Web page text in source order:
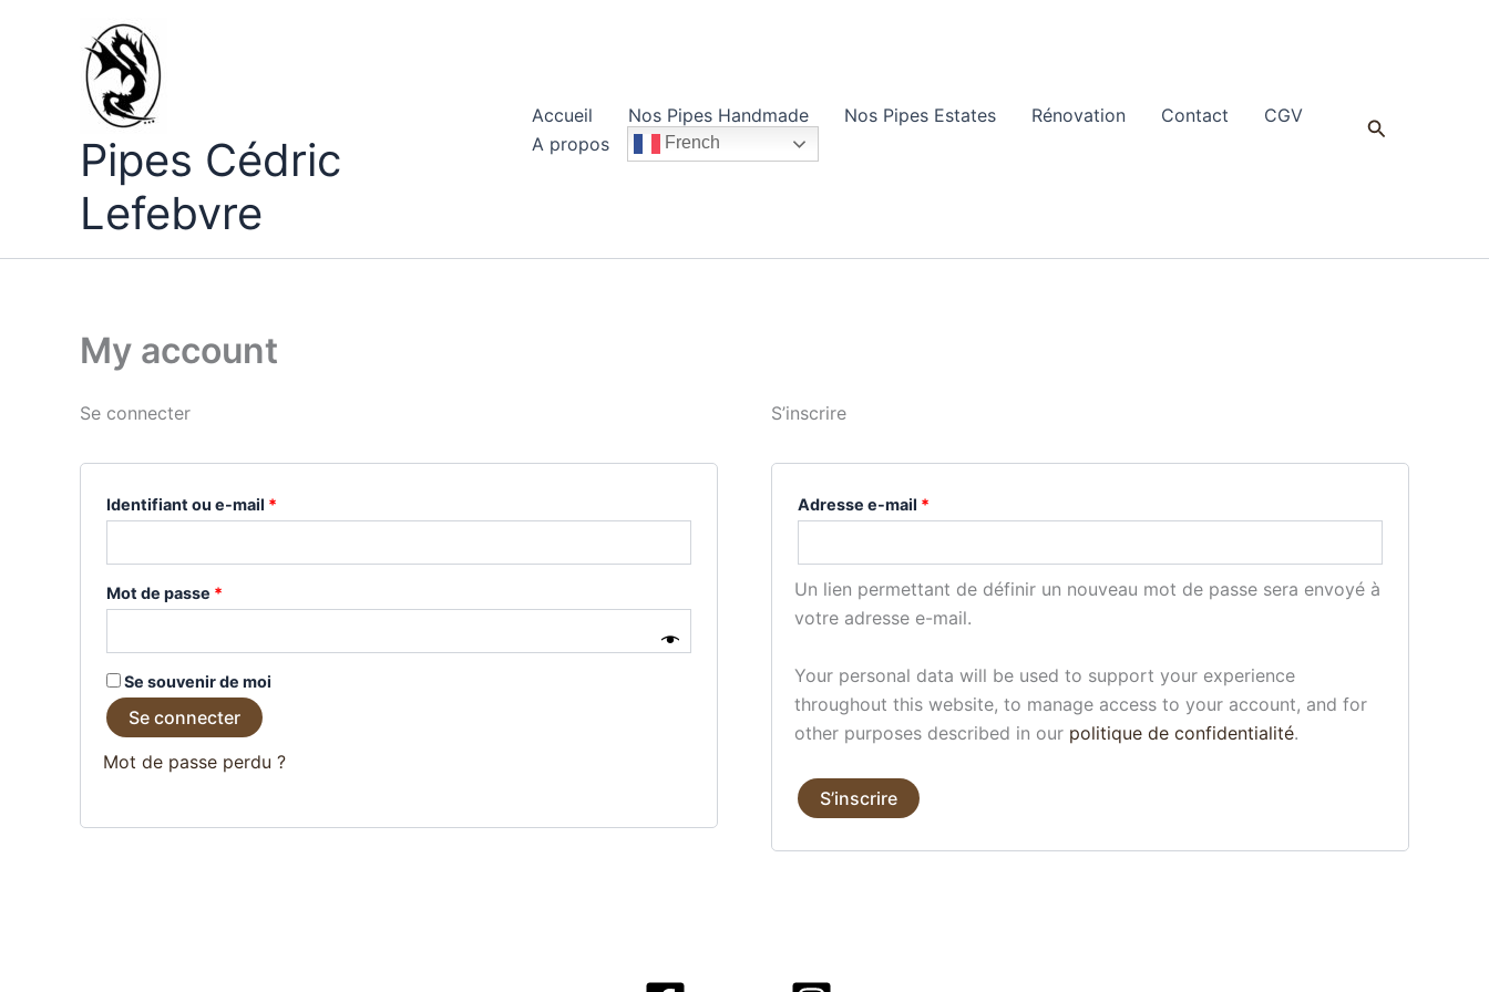
Pipes Cédric
Lefebvre
Accueil Nos Pipes Handmade Nos Pipes Estates Rénovation Contact
CGV
A propos
French
Rechercher
My account
Se connecter
Identifiant ou e-mail *
Mot de passe *
Se souvenir de moi
Se connecter
Mot de passe perdu ?
S’inscrire
Adresse e-mail *
Un lien permettant de définir un nouveau mot de passe sera envoyé à
votre adresse e-mail.
Your personal data will be used to support your experience
throughout this website, to manage access to your account, and for
other purposes described in our politique de confidentialité.
S’inscrire